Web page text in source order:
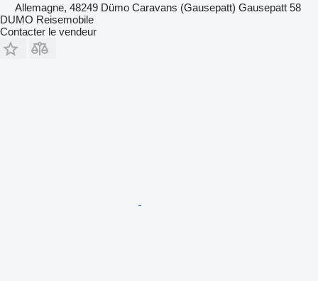
Allemagne, 48249 Dümo Caravans (Gausepatt) Gausepatt 58
DUMO Reisemobile
Contacter le vendeur